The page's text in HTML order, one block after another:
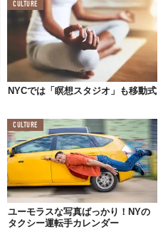
©Richard Cadan
CULTURE
NYCでは「瞑想スタジオ」も移動式
CULTURE
ユーモラスな写真ばっかり！NYの
タクシー運転手カレンダー